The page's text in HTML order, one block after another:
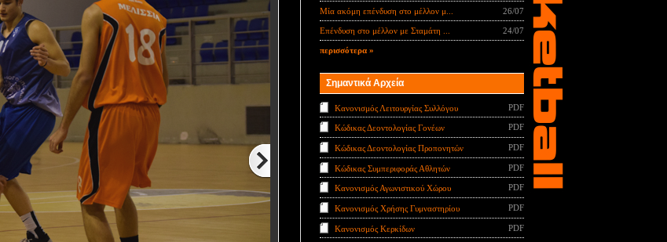
Μία ακόμη επένδυση στο μέλλον μ... 26/07
Επένδυση στο μέλλον με Σταμάτη ... 24/07
περισσότερα »
Σημαντικά Αρχεία
Κανονισμός Λειτουργίας Συλλόγου PDF
Κώδικας Δεοντολογίας Γονέων PDF
Κώδικας Δεοντολογίας Προπονητών PDF
Κώδικας Συμπεριφοράς Αθλητών PDF
Κανονισμός Αγωνιστικού Χώρου PDF
Κανονισμός Χρήσης Γυμναστηρίου PDF
Κανονισμός Κερκίδων PDF